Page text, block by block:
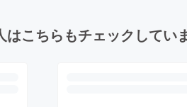
はこちらもチェックしてい